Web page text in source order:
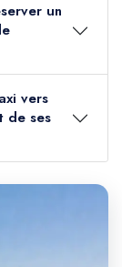
un
vers
de ses